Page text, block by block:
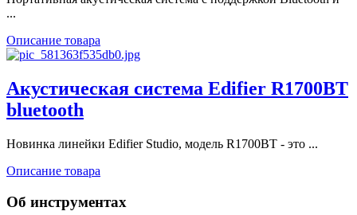
...
Описание товара
Акустическая система Edifier R1700BT
bluetooth
Новинка линейки Edifier Studio, модель R1700BT - это ...
Описание товара
Об инструментах